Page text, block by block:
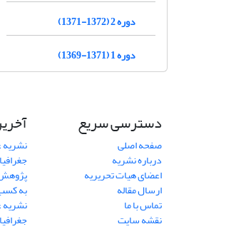
دوره 2 (1372-1371)
دوره 1 (1371-1369)
دسترسی سریع
صفحه اصلی
درباره نشریه
اعضای هیات تحریریه
ارسال مقاله
تماس با ما
نقشه سایت
نشریه
به
نشریه